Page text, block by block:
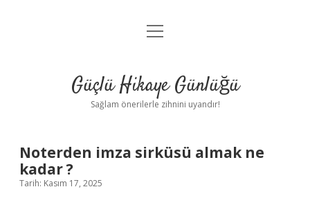
Anasayfa
Yasal Uyarı
menüyü
Güçlü Hikaye Günlüğü
Sağlam önerilerle zihnini uyandır!
Noterden imza sirküsü almak ne
kadar ?
Tarih: Kasım 17, 2025